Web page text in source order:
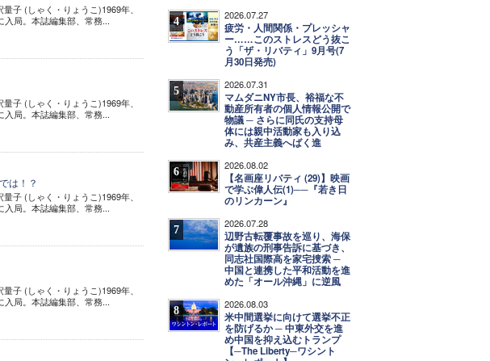
(しゃく・りょうこ)1969年、
局。本誌編集部、常務...
(しゃく・りょうこ)1969年、
局。本誌編集部、常務...
は！？
(しゃく・りょうこ)1969年、
局。本誌編集部、常務...
(しゃく・りょうこ)1969年、
局。本誌編集部、常務...
4 2026.07.27
疲労・人間関係・プレッシャ
ー……このストレスどう抜こ
う「ザ・リバティ」9月号(7
月30日発売)
5 2026.07.31
マムダニNY市長、裕福な不
動産所有者の個人情報公開で
物議 ─ さらに同氏の支持母
体には親中活動家も入り込
み、共産主義へばく進
6 2026.08.02
【名画座リバティ (29)】映画
で学ぶ偉人伝(1)──『若き日
のリンカーン』
7 2026.07.28
辺野古転覆事故を巡り、海保
が遺族の刑事告訴に基づき、
同志社国際高を家宅捜索 ─
中国と連携した平和活動を進
めた「オール沖縄」に逆風
8 2026.08.03
米中間選挙に向けて選挙不正
を防げるか ─ 中東外交を進
め中国を抑え込むトランプ
【─The Liberty─ワシント